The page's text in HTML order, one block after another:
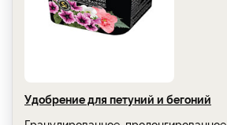
Удобрение для петуний и бегоний